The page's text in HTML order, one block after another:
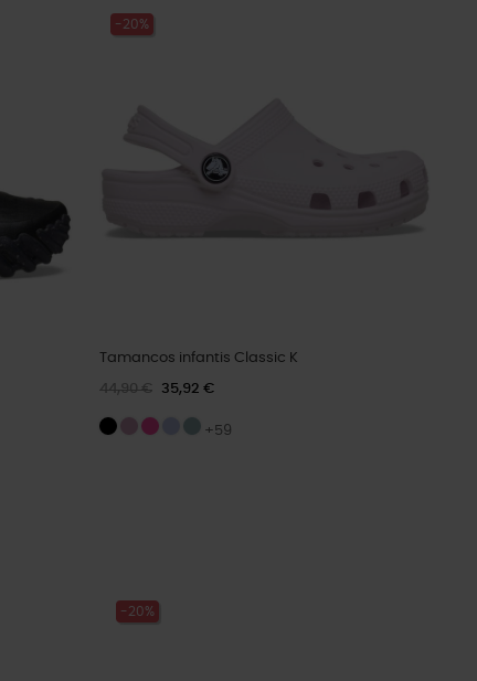
-20%
Tamancos infantis Classic K
44,90 € 35,92 €
+59
-20%